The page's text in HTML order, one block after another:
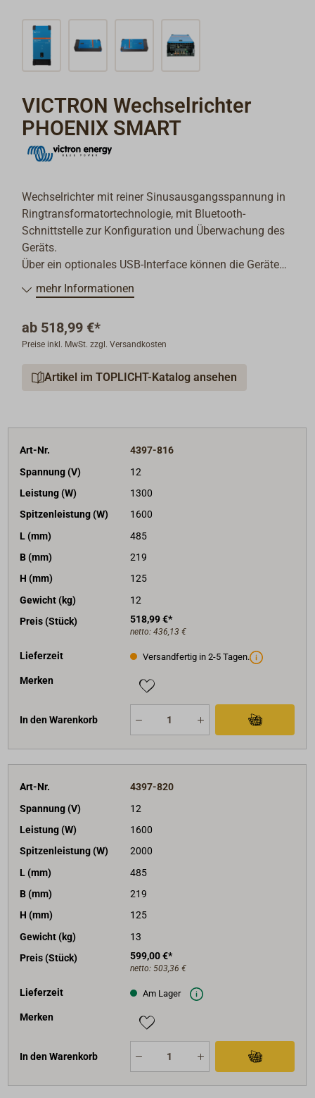
VICTRON Wechselrichter
PHOENIX SMART
Wechselrichter mit reiner Sinusausgangsspannung in
Ringtransformatortechnologie, mit Bluetooth-
Schnittstelle zur Konfiguration und Überwachung des
Geräts.
Über ein optionales USB-Interface können die Geräte
auch per PC konfiguriert werden. Mit ferngesteuerter
Ein und Ausschaltung, programmierbares Relais, ECO-
2,2W). Dynamisches, lastabhängiges Herunterfahren,
LED-Diagnoseanzeige, kurzschlussfest, mit
Anschluss über M8 Bolzen für Batterieausgänge bzw.
mehr Informationen
ab 518,99 €*
Preise inkl. MwSt. zzgl. Versandkosten
Artikel im TOPLICHT-Katalog ansehen
Art-Nr.
4397-816
Spannung (V)
12
Leistung (W)
1300
Spitzenleistung (W)
1600
L (mm)
485
B (mm)
219
H (mm)
125
Gewicht (kg)
12
Preis (Stück)
518,99 €*
netto: 436,13 €
Lieferzeit Versandfertig in 2-5 Tagen.
Merken
In den Warenkorb
Art-Nr.
4397-820
Spannung (V)
12
Leistung (W)
1600
Spitzenleistung (W)
2000
L (mm)
485
B (mm)
219
H (mm)
125
Gewicht (kg)
13
Preis (Stück)
599,00 €*
netto: 503,36 €
Lieferzeit Am Lager
Merken
In den Warenkorb